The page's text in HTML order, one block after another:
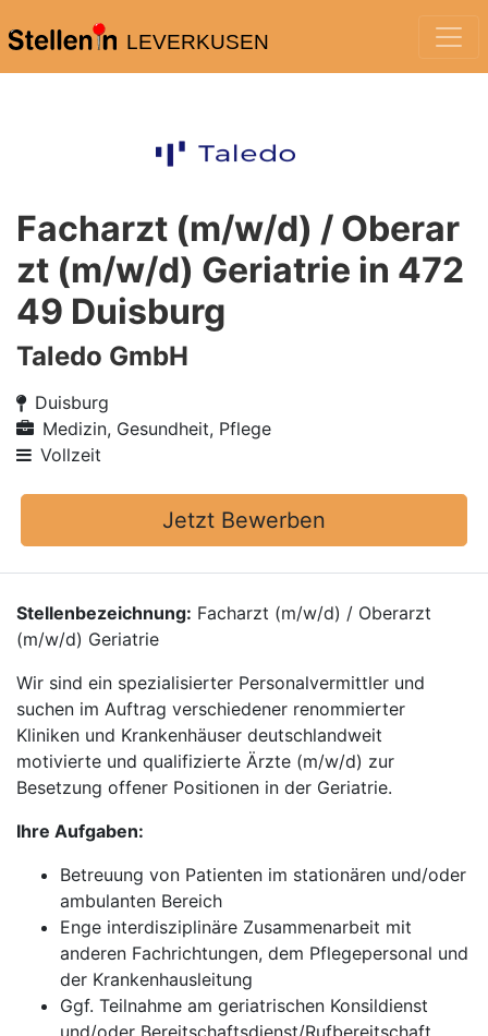
LEVERKUSEN
Facharzt (m/w/d) / Oberar
zt (m/w/d) Geriatrie in 472
49 Duisburg
Taledo GmbH
Duisburg
Medizin, Gesundheit, Pflege
Vollzeit
Jetzt Bewerben
Stellenbezeichnung: Facharzt (m/w/d) / Oberarzt
(m/w/d) Geriatrie
Wir sind ein spezialisierter Personalvermittler und
suchen im Auftrag verschiedener renommierter
Kliniken und Krankenhäuser deutschlandweit
motivierte und qualifizierte Ärzte (m/w/d) zur
Besetzung offener Positionen in der Geriatrie.
Ihre Aufgaben:
Betreuung von Patienten im stationären und/oder
ambulanten Bereich
Enge interdisziplinäre Zusammenarbeit mit
anderen Fachrichtungen, dem Pflegepersonal und
der Krankenhausleitung
Ggf. Teilnahme am geriatrischen Konsildienst
und/oder Bereitschaftsdienst/Rufbereitschaft